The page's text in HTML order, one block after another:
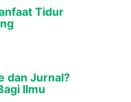
Tidur
dan Jurnal?
Ilmu